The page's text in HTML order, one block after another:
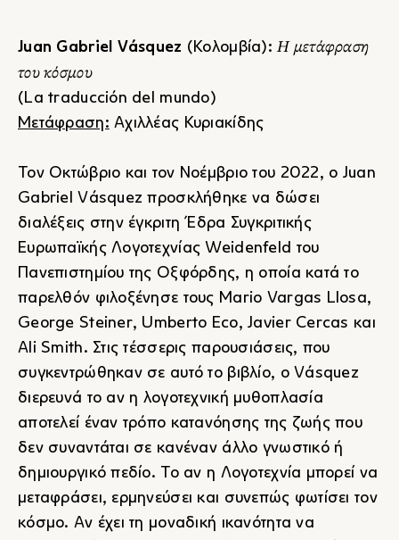
Juan Gabriel Vásquez (Κολομβία):Η μετάφραση
του κόσμου
(La traducción del mundo)
Μετάφραση: Αχιλλέας Κυριακίδης
Τον Οκτώβριο και τον Νοέμβριο του 2022, ο Juan
Gabriel Vásquez προσκλήθηκε να δώσει
διαλέξεις στην έγκριτη Έδρα Συγκριτικής
Ευρωπαϊκής Λογοτεχνίας Weidenfeld του
Πανεπιστημίου της Οξφόρδης, η οποία κατά το
παρελθόν φιλοξένησε τους Mario Vargas Llosa,
George Steiner, Umberto Eco, Javier Cercas και
Ali Smith. Στις τέσσερις παρουσιάσεις, που
συγκεντρώθηκαν σε αυτό το βιβλίο, ο Vásquez
διερευνά το αν η λογοτεχνική μυθοπλασία
αποτελεί έναν τρόπο κατανόησης της ζωής που
δεν συναντάται σε κανέναν άλλο γνωστικό ή
δημιουργικό πεδίο. Το αν η Λογοτεχνία μπορεί να
μεταφράσει, ερμηνεύσει και συνεπώς φωτίσει τον
κόσμο. Αν έχει τη μοναδική ικανότητα να